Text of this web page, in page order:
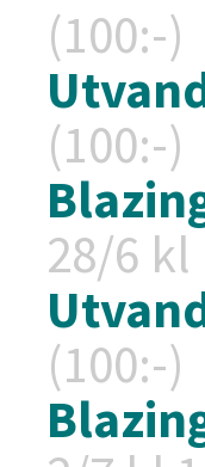
(100:-)
(100:-)
28/6 kl
(100:-)